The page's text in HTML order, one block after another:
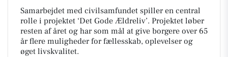
Samarbejdet med civilsamfundet spiller en central
rolle i projektet ‘Det Gode Ældreliv’. Projektet løber
resten af året og har som mål at give borgere over 65
år flere muligheder for fællesskab, oplevelser og
øget livskvalitet.